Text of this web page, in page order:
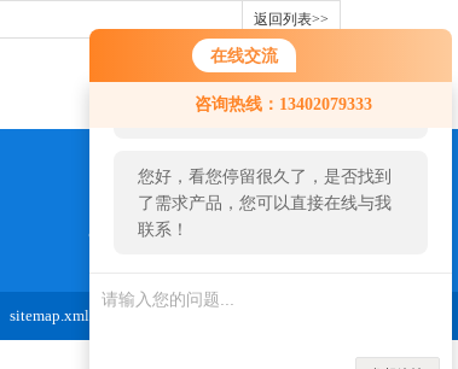
在线交流
咨询热线：13402079333
您好！欢迎前来咨询，很高兴为您
服务，请问您要咨询什么问题呢？
您好，看您停留很久了，是否找到
了需求产品，您可以直接在线与我
联系！
返回列表>>
973654827@qq.com
sitemap.xml